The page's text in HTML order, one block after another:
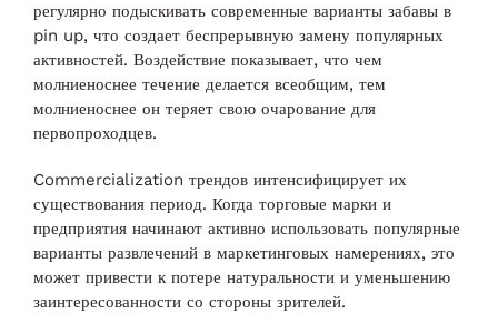
регулярно подыскивать современные варианты забавы в
pin up, что создает беспрерывную замену популярных
активностей. Воздействие показывает, что чем
молниеноснее течение делается всеобщим, тем
молниеноснее он теряет свою очарование для
первопроходцев.
Commercialization трендов интенсифицирует их
существования период. Когда торговые марки и
предприятия начинают активно использовать популярные
варианты развлечений в маркетинговых намерениях, это
может привести к потере натуральности и уменьшению
заинтересованности со стороны зрителей.